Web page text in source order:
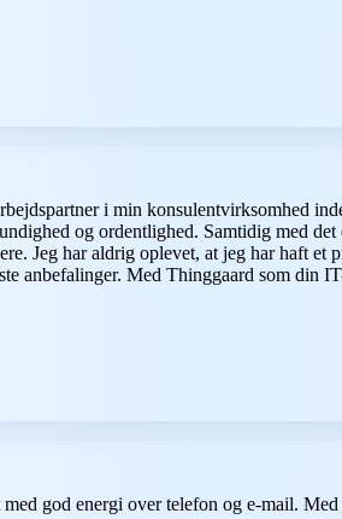
i min konsulentvirksomhed
og ordentlighed. Samtidig med
Jeg har aldrig oplevet, at jeg har haft
anbefalinger. Med Thinggaard som din
god energi over telefon og e-mail.